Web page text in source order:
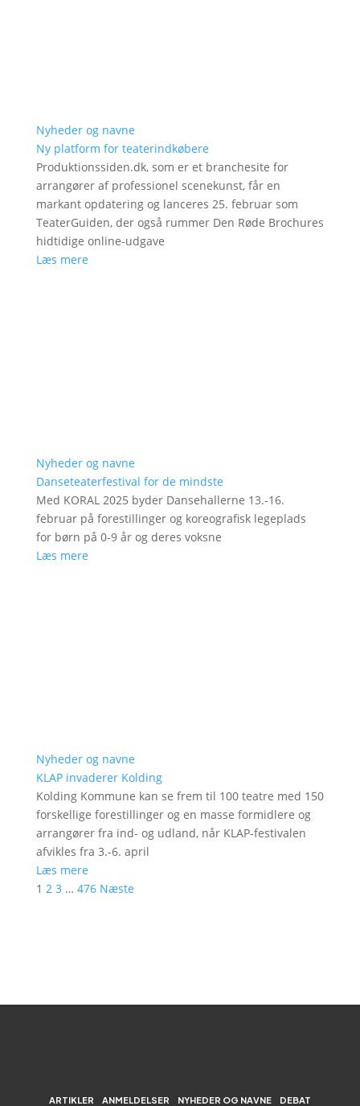
Nyheder og navne
Ny platform for teaterindkøbere
Produktionssiden.dk, som er et branchesite for
arrangører af professionel scenekunst, får en
markant opdatering og lanceres 25. februar som
TeaterGuiden, der også rummer Den Røde Brochures
hidtidige online-udgave
Læs mere
Nyheder og navne
Danseteaterfestival for de mindste
Med KORAL 2025 byder Dansehallerne 13.-16.
februar på forestillinger og koreografisk legeplads
for børn på 0-9 år og deres voksne
Læs mere
Nyheder og navne
KLAP invaderer Kolding
Kolding Kommune kan se frem til 100 teatre med 150
forskellige forestillinger og en masse formidlere og
arrangører fra ind- og udland, når KLAP-festivalen
afvikles fra 3.-6. april
Læs mere
1 2 3 … 476 Næste
ARTIKLER ANMELDELSER NYHEDER OG NAVNE DEBAT